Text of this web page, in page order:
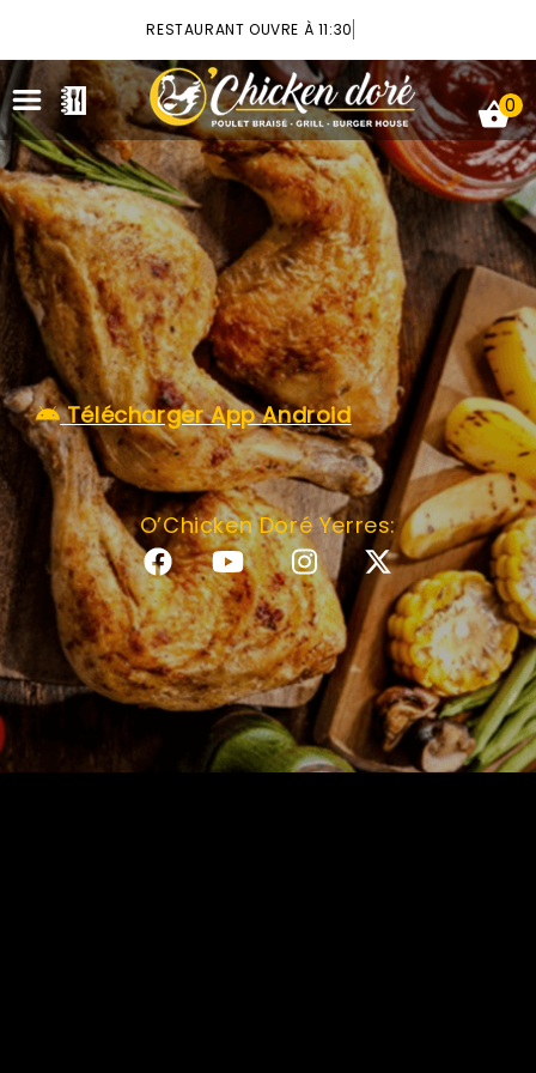
RESTAURANT OUVRE À 11:30
ACCUEIL
LA CARTE
VOTRE COMPTE
NOTRE RESTAURANT
VOS AVIS
MENTIONS LÉGALES
C.G.V
0
Télécharger App Android
O’Chicken Doré Yerres: